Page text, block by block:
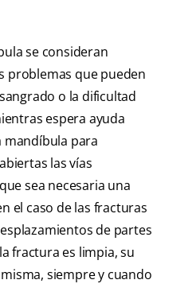
se consideran
problemas que pueden
o la dificultad
espera ayuda
mandíbula para
las vías
sea necesaria una
el caso de las fracturas
de partes
fractura es limpia, su
siempre y cuando